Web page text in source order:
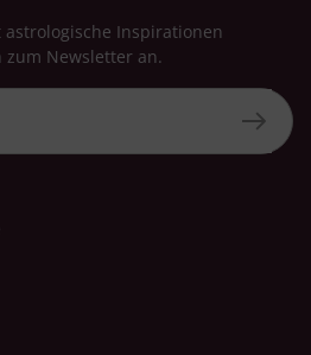
Inspirationen
zum Newsletter an.